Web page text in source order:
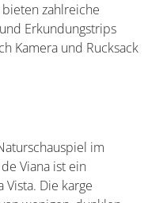
zahlreiche
Erkundungstrips
Kamera und Rucksack
im
Viana ist ein
Vista. Die karge